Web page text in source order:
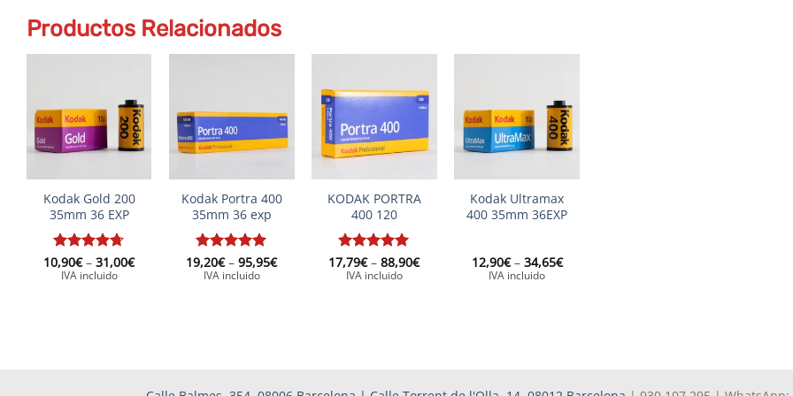
Productos Relacionados
Kodak Gold 200
35mm 36 EXP
Rated 4.67
out of 5
10,90€ – 31,00€Price
IVA incluido
Kodak Portra 400
35mm 36 exp
Rated 5
out of 5
19,20€ – 95,95€Price
IVA incluido
+
KODAK PORTRA
400 120
Rated 5
out of 5
17,79€ – 88,90€Price
IVA incluido
Kodak Ultramax
400 35mm 36EXP
12,90€ – 34,65€Price
IVA incluido